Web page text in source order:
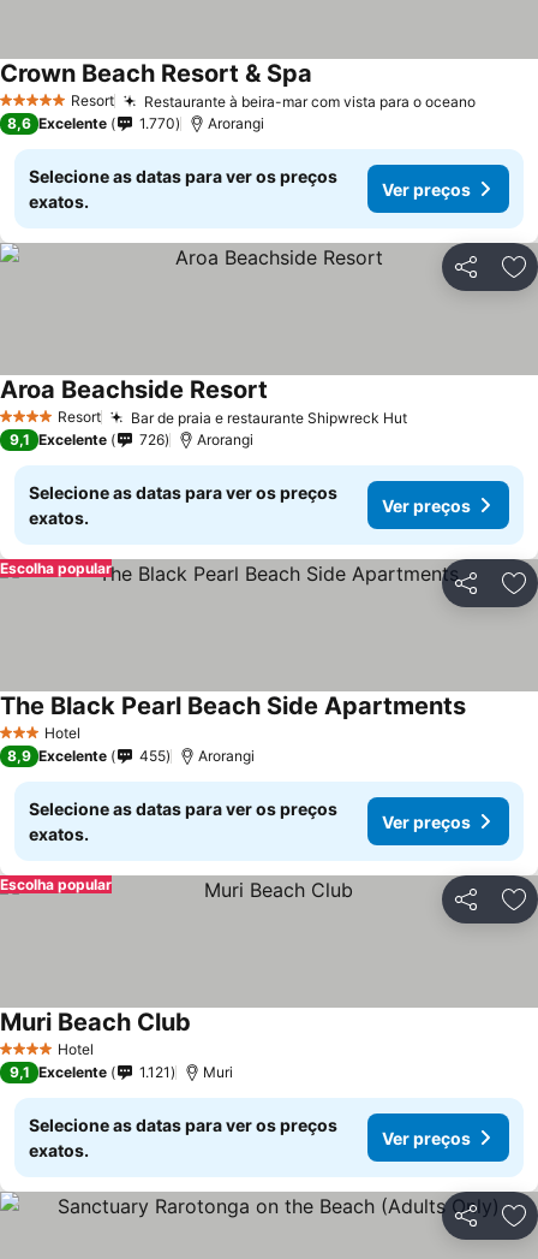
5 Estrelas Resort Restaurante à beira-mar com vista para o oceano
Crown Beach Resort & Spa
8,6 Excelente 1.770 Arorangi
Selecione as datas para ver os preços
exatos.
Ver preços
Partilhar
4 EstrelasResort Bar de praia e restaurante Shipwreck Hut
Aroa Beachside Resort
9,1 Excelente 726 Arorangi
Selecione as datas para ver os preços
exatos.
Ver preços
Partilhar
Escolha popular
3 EstrelasHotel
The Black Pearl Beach Side Apartments
8,9 Excelente 455 Arorangi
Selecione as datas para ver os preços
exatos.
Ver preços
Partilhar
Escolha popular
4 EstrelasHotel
Muri Beach Club
9,1 Excelente 1.121 Muri
Selecione as datas para ver os preços
exatos.
Ver preços
Partilhar